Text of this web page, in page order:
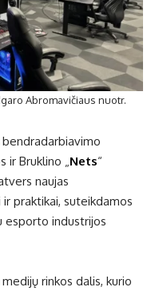
Abromavičiaus nuotr.
ir Bruklino „Nets“
naujas
praktikai, suteikdamos
esporto industrijos
rinkos dalis, kurio